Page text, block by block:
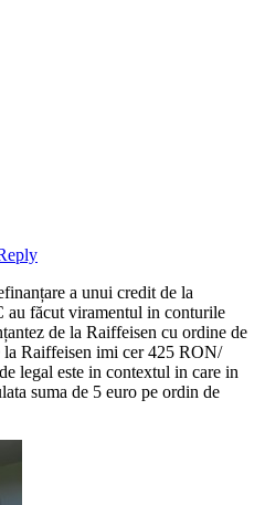
a unui credit de la
au făcut viramentul in conturile
de la Raiffeisen cu ordine de
la Raiffeisen imi cer 425 RON/
legal este in contextul in care in
suma de 5 euro pe ordin de